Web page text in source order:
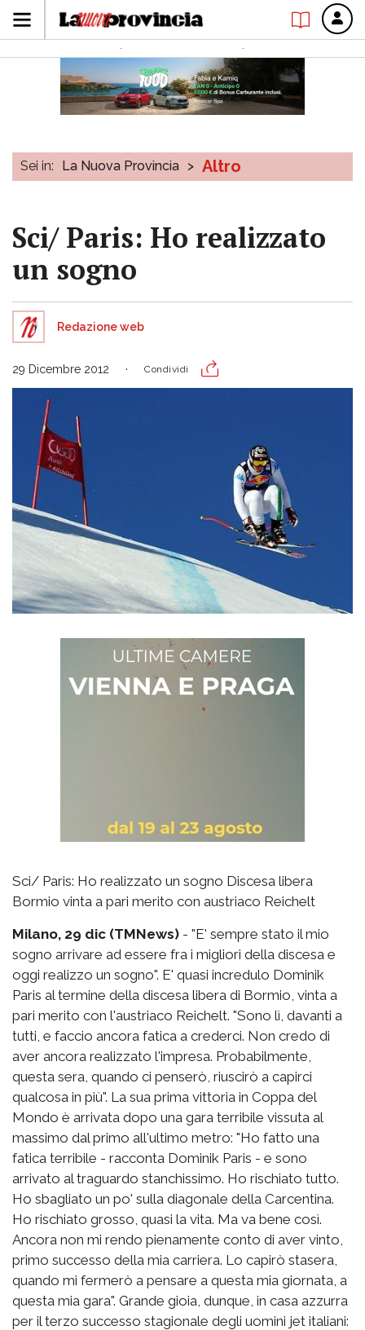
Sei in: La Nuova Provincia > Altro
Sci/ Paris: Ho realizzato
un sogno
Redazione web
29 Dicembre 2012 Condividi
Sci/ Paris: Ho realizzato un sogno Discesa libera
Bormio vinta a pari merito con austriaco Reichelt
Milano, 29 dic (TMNews) - "E' sempre stato il mio
sogno arrivare ad essere fra i migliori della discesa e
oggi realizzo un sogno". E' quasi incredulo Dominik
Paris al termine della discesa libera di Bormio, vinta a
pari merito con l'austriaco Reichelt. "Sono lì, davanti a
tutti, e faccio ancora fatica a crederci. Non credo di
aver ancora realizzato l'impresa. Probabilmente,
questa sera, quando ci penserò, riuscirò a capirci
qualcosa in più". La sua prima vittoria in Coppa del
Mondo è arrivata dopo una gara terribile vissuta al
massimo dal primo all'ultimo metro: "Ho fatto una
fatica terribile - racconta Dominik Paris - e sono
arrivato al traguardo stanchissimo. Ho rischiato tutto.
Ho sbagliato un po' sulla diagonale della Carcentina.
Ho rischiato grosso, quasi la vita. Ma va bene così.
Ancora non mi rendo pienamente conto di aver vinto,
primo successo della mia carriera. Lo capirò stasera,
quando mi fermerò a pensare a questa mia giornata, a
questa mia gara". Grande gioia, dunque, in casa azzurra
per il terzo successo stagionale degli uomini jet italiani: